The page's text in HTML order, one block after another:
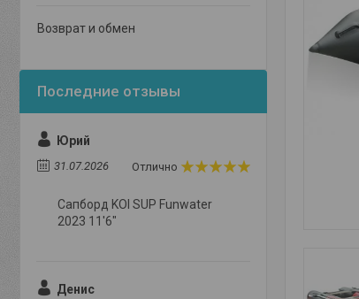
Возврат и обмен
Юрий
31.07.2026 Отлично
Сапборд KOI SUP Funwater
2023 11'6"
Денис